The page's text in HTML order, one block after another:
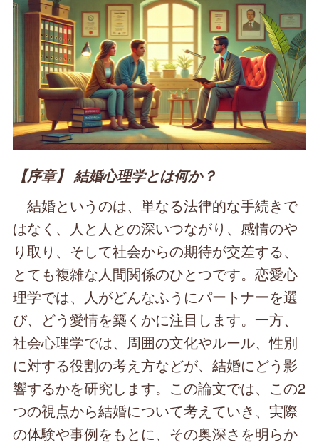
【序章】 結婚心理学とは何か？
結婚というのは、単なる法律的な手続きで
はなく、人と人との深いつながり、感情のや
り取り、そして社会からの期待が交差する、
とても複雑な人間関係のひとつです。恋愛心
理学では、人がどんなふうにパートナーを選
び、どう愛情を築くかに注目します。一方、
社会心理学では、周囲の文化やルール、性別
に対する役割の考え方などが、結婚にどう影
響するかを研究します。この論文では、この2
つの視点から結婚について考えていき、実際
の体験や事例をもとに、その奥深さを明らか